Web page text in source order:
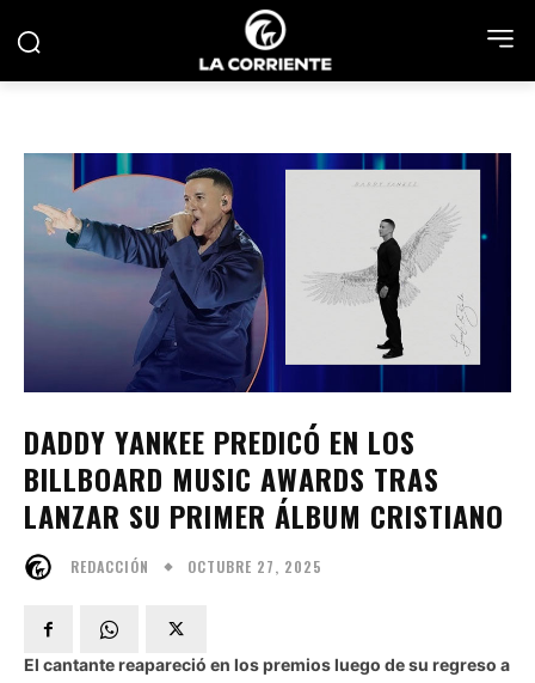
DADDY YANKEE PREDICÓ EN LOS
BILLBOARD MUSIC AWARDS TRAS
LANZAR SU PRIMER ÁLBUM CRISTIANO
REDACCIÓN OCTUBRE 27, 2025
El cantante reapareció en los premios luego de su regreso a